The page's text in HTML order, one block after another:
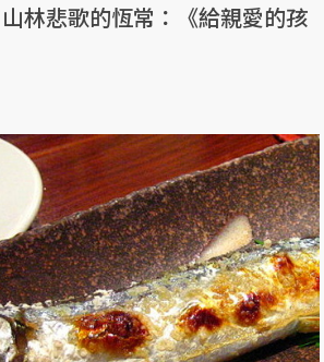
林悲歌的恆常：《給親愛的孩